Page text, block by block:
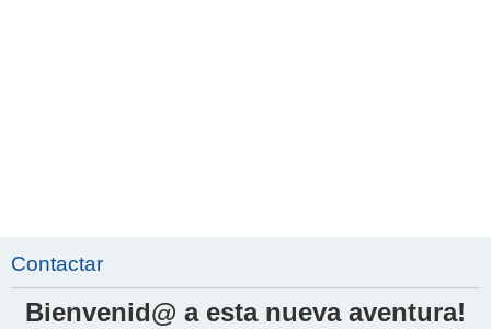
Contactar
Bienvenid@ a esta nueva aventura!